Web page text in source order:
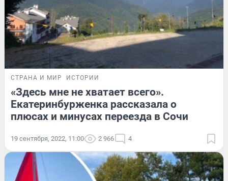
СТРАНА И МИР ИСТОРИИ
«Здесь мне не хватает всего».
Екатеринбурженка рассказала о
плюсах и минусах переезда в Сочи
19 сентября, 2022, 11:00 2 966 4